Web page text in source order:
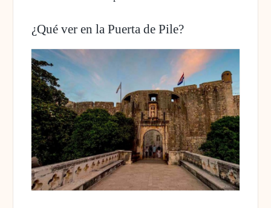
¿Qué ver en la Puerta de Pile?